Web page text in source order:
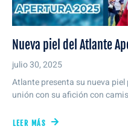
Nueva piel del Atlante
julio 30, 2025
Atlante presenta su nueva
unión con su afición con
LEER MÁS